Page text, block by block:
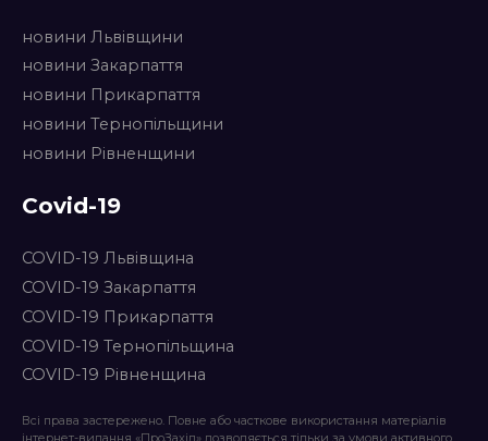
новини Львівщини
новини Закарпаття
новини Прикарпаття
новини Тернопільщини
новини Рівненщини
Covid-19
COVID-19 Львівщина
COVID-19 Закарпаття
COVID-19 Прикарпаття
COVID-19 Тернопільщина
COVID-19 Рівненщина
Всі права застережено. Повне або часткове використання матеріалів